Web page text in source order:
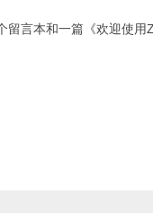
留言本和一篇《欢迎使